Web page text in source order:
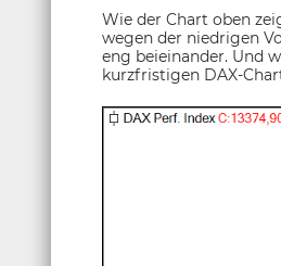
Wie der Chart oben
wegen der niedrigen
eng beieinander. Und
kurzfristigen DAX-